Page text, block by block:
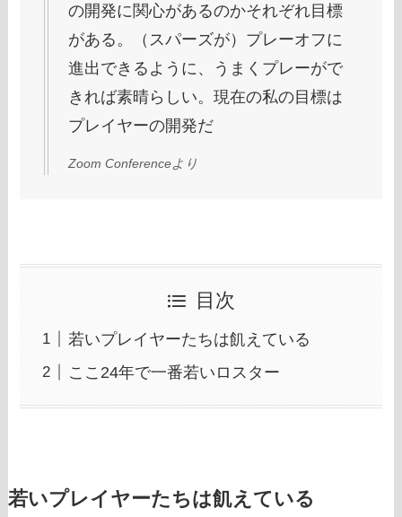
の開発に関心があるのかそれぞれ目標
がある。（スパーズが）プレーオフに
進出できるように、うまくプレーがで
きれば素晴らしい。現在の私の目標は
プレイヤーの開発だ
Zoom Conferenceより
目次
若いプレイヤーたちは飢えている
ここ24年で一番若いロスター
若いプレイヤーたちは飢えている